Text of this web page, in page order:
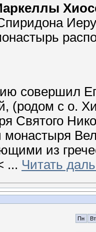
совершил
(родом с о.
Святого
из
... Читать
Пн
Вт